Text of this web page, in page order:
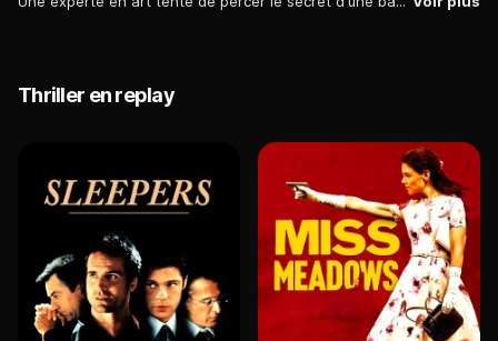
Thriller en replay